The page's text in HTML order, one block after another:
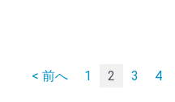
< 前へ 1 2 3 4